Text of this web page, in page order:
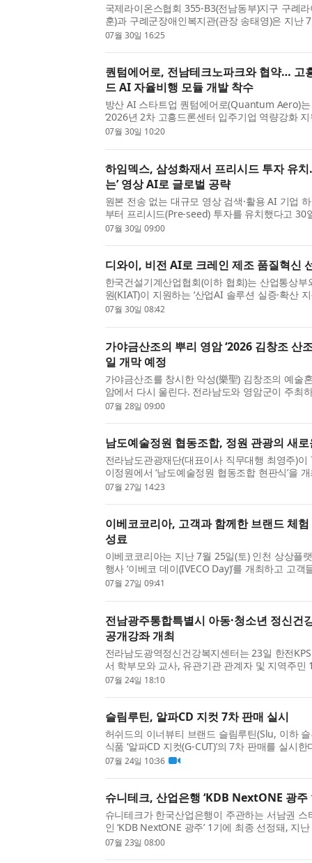
국제라이온스협회 355-B3(전남동부)지구 구례
훈)과 구례군장애인복지관(관장 송태영)은 지난
시장 일원에서 지역 상인과 시장을 찾은 주민 및
07월 30일 16:25
퀀텀에어로, 전남테크노파크와 협약… 고
드 AI 자율비행 모듈 개발 착수
방산 AI 스타트업 퀀텀에어로(Quantum Aero)
‘2026년 2차 고흥드론센터 입주기업 역량강화
하고, GPS 음영 환경에 대응하는 온보드 AI 자
07월 30일 10:20
하임덱스, 삼성화재서 프리시드 투자 유
는’ 영상 AI로 글로벌 공략
원본 전송 없는 대규모 영상 검색·활용 AI 기업
부터 프리시드(Pre-seed) 투자를 유치했다고 30
공적으로 마무리된 이번 투자를 기점으로 하임
07월 30일 09:00
디와이, 비전 AI로 크레인 제조 품질혁신
한국건설기계산업협회(이하 협회)는 산업통상
원(KIAT)이 지원하는 ‘산업AI 솔루션 실증·확산
AI 기반 건설기계 제조 혁신을 위한 산업AI 솔루
07월 30일 08:42
가야금산조의 뿌리 영암 ‘2026 김창조 산
일 개막 예정
가야금산조를 창시한 악성(樂聖) 김창조의 예술
암에서 다시 울린다. 전라남도와 영암군이 주최
이 주관하는 ‘2026 김창조 산조 페스티벌’이 오
07월 28일 09:00
남도예술정원 협동조합, 정원 관광의 새
전라남도관광재단(대표이사 직무대행 최영주)이
이정원에서 ‘남도예술정원 협동조합 현판식’을
협동조합 참여 정원주, 전남광주통합특별시, 전
07월 27일 14:23
이베코코리아, 고객과 함께한 브랜드 체험
성료
이베코코리아는 지난 7월 25일(토) 인천 상상플
행사 ‘이베코 데이(IVECO Day)’를 개최하고 고
내 상용차 커뮤니티와의 관계를 더욱 강화하는
07월 27일 09:41
전남광주통합특별시 아동·청소년 정신건
공개강좌 개최
전라남도광역정신건강복지센터는 23일 한전
서 학부모와 교사, 유관기관 관계자 및 지역주민
운데 ‘2026년 아동·청소년 정신건강 캠페인 대국
07월 24일 18:10
슬림루틴, 알파CD 지컷 7차 판매 실시
허쉬드의 이너뷰티 브랜드 슬림루틴(Slu, 이하
식품 ‘알파CD 지컷(G-CUT)’의 7차 판매를 실시
지컷은 기름진 음식을 섭취하기 전 함께 먹는 방
07월 24일 10:36
슈니테크, 산업은행 ‘KDB NextONE 광주
슈니테크가 한국산업은행이 주관하는 서남권
인 ‘KDB NextONE 광주’ 1기에 최종 선정돼, 지
(OT)을 시작으로 본격적인 프로그램 일정에 돌
07월 23일 08:00